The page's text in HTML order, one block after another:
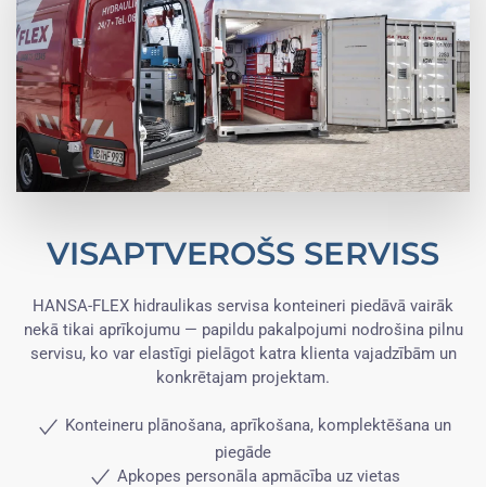
VISAPTVEROŠS SERVISS
HANSA-FLEX hidraulikas servisa konteineri piedāvā vairāk
nekā tikai aprīkojumu — papildu pakalpojumi nodrošina pilnu
servisu, ko var elastīgi pielāgot katra klienta vajadzībām un
konkrētajam projektam.
Konteineru plānošana, aprīkošana, komplektēšana un
piegāde
Apkopes personāla apmācība uz vietas